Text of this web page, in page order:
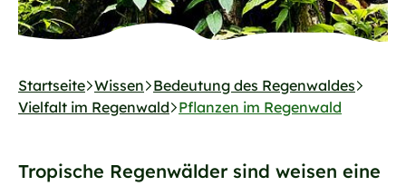
Startseite Wissen Bedeutung des Regenwaldes
Vielfalt im Regenwald Pflanzen im Regenwald
Tropische Regenwälder sind weisen eine